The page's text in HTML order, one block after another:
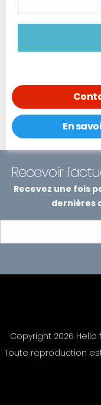
En
Recevoir
Recevez une fois
dernières
Copyright 2026
Toute reproduction